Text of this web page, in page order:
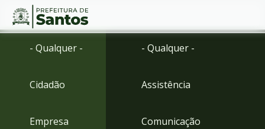
Ir
Conteúdo
- Qualquer -
Cidadão
Empresa
- Qualquer -
Assistência
Comunicação